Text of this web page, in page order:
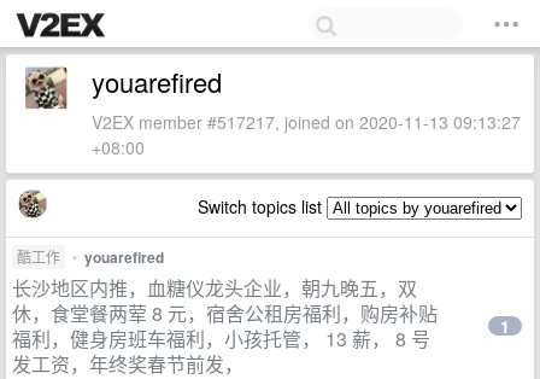
youarefired
V2EX member #517217, joined on 2020-11-13 09:13:27
+08:00
Switch topics list
酷工作 • youarefired
长沙地区内推，血糖仪龙头企业，朝九晚五，双
休，食堂餐两荤 8 元，宿舍公租房福利，购房补贴
福利，健身房班车福利，小孩托管， 13 薪， 8 号
发工资，年终奖春节前发，
1